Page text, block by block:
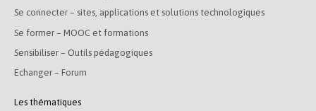
Se connecter – sites, applications et solutions technologiques
Se former – MOOC et formations
Sensibiliser – Outils pédagogiques
Echanger – Forum
Les thématiques